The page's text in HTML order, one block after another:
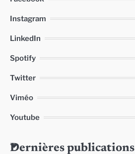
Instagram
LinkedIn
Spotify
Twitter
Viméo
Youtube
Dernières publications